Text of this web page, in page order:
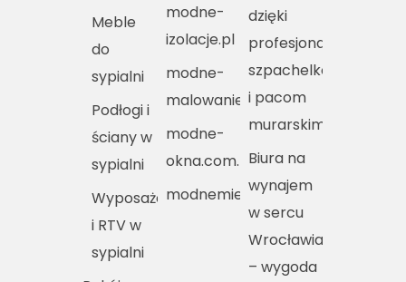
Meble
do
sypialni
Podłogi i
ściany w
sypialni
Wyposażenie
i RTV w
sypialni
modne-
izolacje.pl
modne-
malowanie.pl
modne-
okna.com.pl
modnemieszkania.pl
dzięki
profesjonalnym
szpachelkom
i pacom
murarskim
Biura na
wynajem
w sercu
Wrocławia
– wygoda